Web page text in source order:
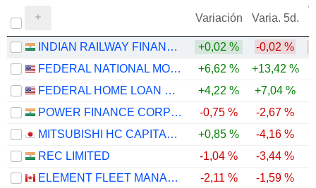
Variación Varia. 5d.
INDIAN RAILWAY FINANCE CORPORATION LIMITED +0,02 % -0,02 %
FEDERAL NATIONAL MORTGAGE ASSOCIATION
+6,62 % +13,42 %
FEDERAL HOME LOAN MORTGAGE CORPORATION
+4,22 % +7,04 %
POWER FINANCE CORPORATION LIMITED
-0,75 % -2,67 %
MITSUBISHI HC CAPITAL INC.
+0,85 % -4,16 %
REC LIMITED
-1,04 % -3,44 %
ELEMENT FLEET MANAGEMENT CORP.
-2,11 % -1,59 %